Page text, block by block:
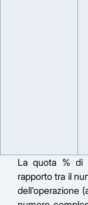
La quota % di
rapporto tra il
dell'operazione